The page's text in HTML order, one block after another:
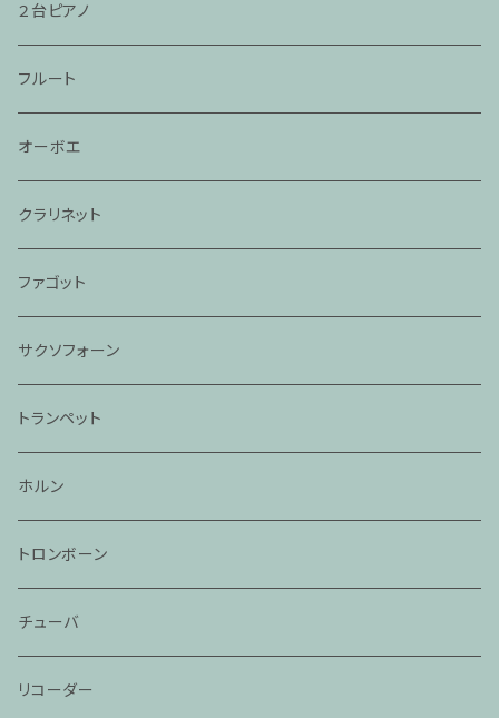
２台ピアノ
フルート
オーボエ
クラリネット
ファゴット
サクソフォーン
トランペット
ホルン
トロンボーン
チューバ
リコーダー